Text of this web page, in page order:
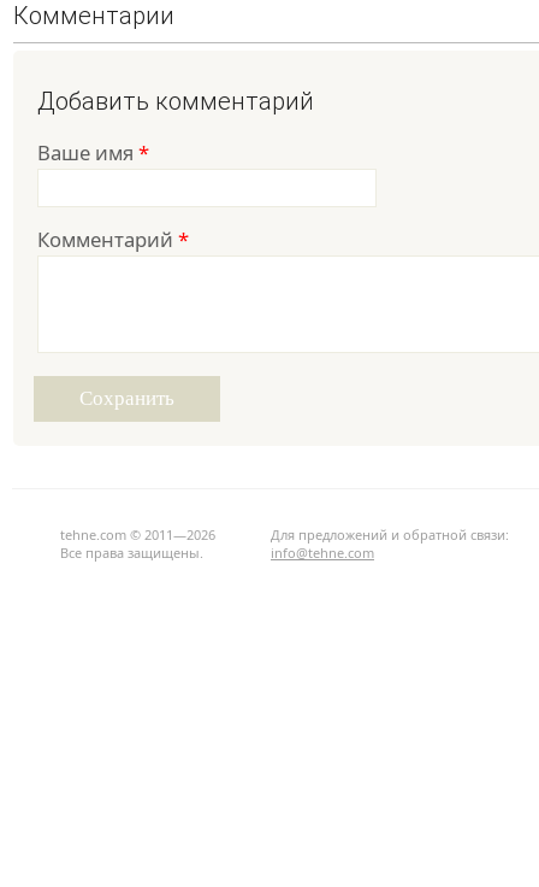
Комментарии
Добавить комментарий
Ваше имя *
Комментарий *
tehne.com © 2011—2026
Все права защищены.
Для предложений и обратной связи:
info@tehne.com